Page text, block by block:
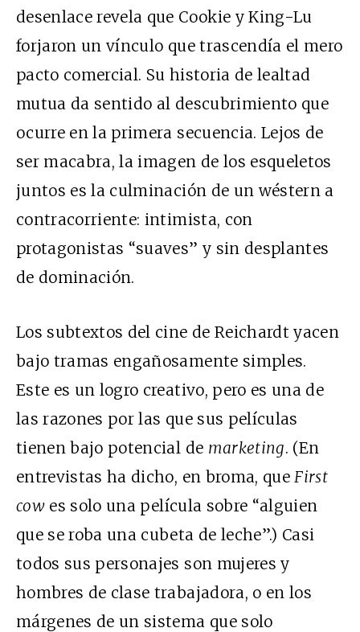
desenlace revela que Cookie y King-Lu
forjaron un vínculo que trascendía el mero
pacto comercial. Su historia de lealtad
mutua da sentido al descubrimiento que
ocurre en la primera secuencia. Lejos de
ser macabra, la imagen de los esqueletos
juntos es la culminación de un wéstern a
contracorriente: intimista, con
protagonistas “suaves” y sin desplantes
de dominación.
Los subtextos del cine de Reichardt yacen
bajo tramas engañosamente simples.
Este es un logro creativo, pero es una de
las razones por las que sus películas
tienen bajo potencial de marketing. (En
entrevistas ha dicho, en broma, queFirst
cow es solo una película sobre “alguien
que se roba una cubeta de leche”.) Casi
todos sus personajes son mujeres y
hombres de clase trabajadora, o en los
márgenes de un sistema que solo